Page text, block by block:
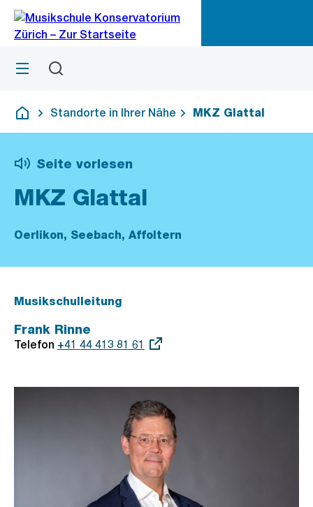
Navigation
Sprunglink
Menü
Deutsch
Standorte in Ihrer Nähe MKZ Glattal
Seite vorlesen
MKZ Glattal
Oerlikon, Seebach, Affoltern
Musikschulleitung
Frank Rinne
Telefon Externer
+41 44 413 81 61